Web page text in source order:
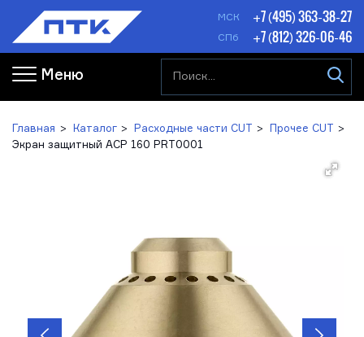
МСК +7 (495) 363-38-27
СПб +7 (812) 326-06-46
Меню
Главная Каталог Расходные части CUT
Прочее CUT
Экран защитный ACP 160 PRT0001